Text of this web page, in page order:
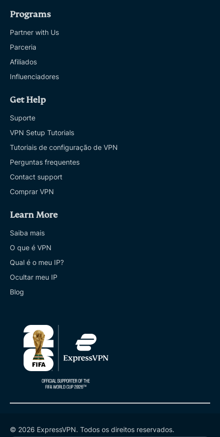
Programs
Partner with Us
Parceria
Afiliados
Influenciadores
Get Help
Suporte
VPN Setup Tutorials
Tutoriais de configuração de VPN
Perguntas frequentes
Contact support
Comprar VPN
Learn More
Saiba mais
O que é VPN
Qual é o meu IP?
Ocultar meu IP
Blog
© 2026 ExpressVPN. Todos os direitos reservados.